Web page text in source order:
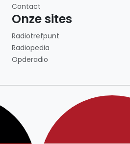
Contact
Onze sites
Radiotrefpunt
Radiopedia
Opderadio